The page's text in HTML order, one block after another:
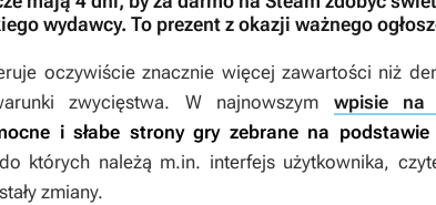
wydawcy. To prezent z okazji ważnego
oczywiście znacznie więcej zawartości niż
zwycięstwa. W najnowszym wpisie na
i słabe strony gry zebrane na
których należą m.in. interfejs użytkownika,
zmiany.